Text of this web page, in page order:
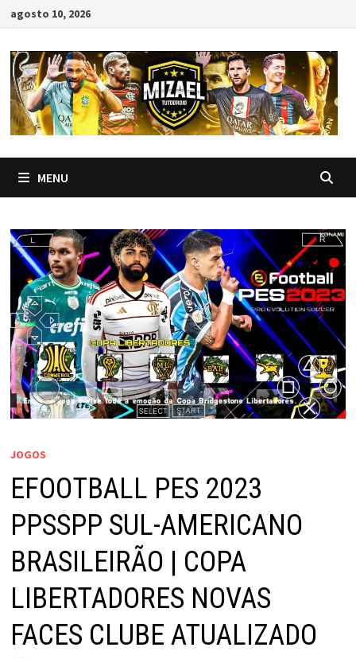
Skip
content
agosto 10, 2026
MENU
JOGOS
EFOOTBALL PES 2023
PPSSPP SUL-AMERICANO
BRASILEIRÃO | COPA
LIBERTADORES NOVAS
FACES CLUBE ATUALIZADO